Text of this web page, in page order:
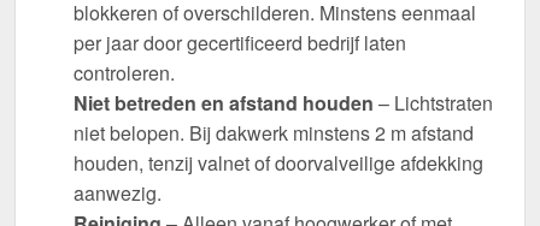
blokkeren of overschilderen. Minstens eenmaal
per jaar door gecertificeerd bedrijf laten
controleren.
Niet betreden en afstand houden – Lichtstraten
niet belopen. Bij dakwerk minstens 2 m afstand
houden, tenzij valnet of doorvalveilige afdekking
aanwezig.